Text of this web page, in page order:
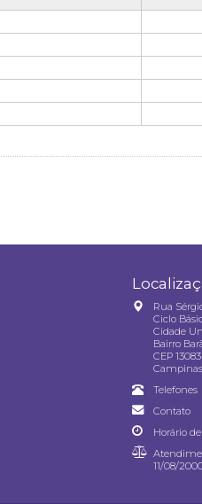
Rua
Ciclo
Cidade
Bairro
CEP
Telefones
Contato
Horário
11/08/